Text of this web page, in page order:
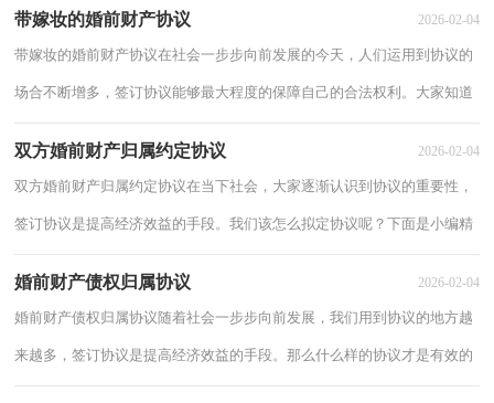
带嫁妆的婚前财产协议 2026-02-04
带嫁妆的婚前财产协议在社会一步步向前发展的今天，人们运用到协议的
场合不断增多，签订协议能够最大程度的保障自己的合法权利。大家知道
双方婚前财产归属约定协议 2026-02-04
双方婚前财产归属约定协议在当下社会，大家逐渐认识到协议的重要性，
签订协议是提高经济效益的手段。我们该怎么拟定协议呢？下面是小编精
婚前财产债权归属协议 2026-02-04
婚前财产债权归属协议随着社会一步步向前发展，我们用到协议的地方越
来越多，签订协议是提高经济效益的手段。那么什么样的协议才是有效的